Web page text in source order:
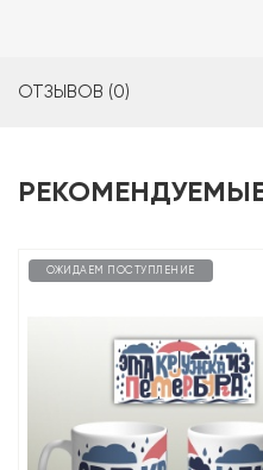
ОТЗЫВОВ (0)
ОЖИДАЕМ ПОСТУПЛЕНИЕ